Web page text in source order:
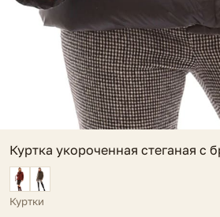
Куртка укороченная стеганая с
Куртки